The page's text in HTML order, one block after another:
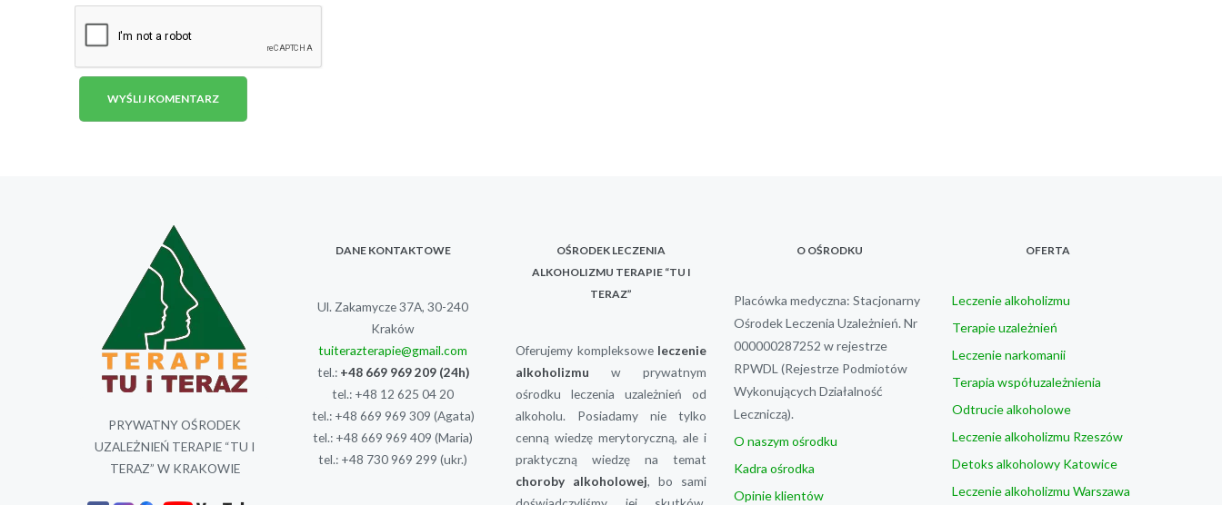
PRYWATNY OŚRODEK
UZALEŻNIEŃ TERAPIE “TU I
TERAZ” W KRAKOWIE
DANE KONTAKTOWE
Ul. Zakamycze 37A, 30-240
Kraków
tuiterazterapie@gmail.com
tel.: +48 669 969 209(24h)
tel.: +48 12 625 04 20
tel.: +48 669 969 309 (Agata)
tel.: +48 669 969 409 (Maria)
tel.: +48 730 969 299 (ukr.)
OŚRODEK LECZENIA
ALKOHOLIZMU TERAPIE “TU I
TERAZ”
Oferujemy kompleksowe leczenie
alkoholizmu w prywatnym
ośrodku leczenia uzależnień od
alkoholu. Posiadamy nie tylko
cenną wiedzę merytoryczną, ale i
praktyczną wiedzę na temat
choroby alkoholowej, bo sami
O OŚRODKU
Placówka medyczna: Stacjonarny
Ośrodek Leczenia Uzależnień. Nr
000000287252 w rejestrze
RPWDL (Rejestrze Podmiotów
Wykonujących Działalność
Leczniczą).
O naszym ośrodku
Kadra ośrodka
Opinie klientów
OFERTA
Leczenie alkoholizmu
Terapie uzależnień
Leczenie narkomanii
Terapia współuzależnienia
Odtrucie alkoholowe
Leczenie alkoholizmu Rzeszów
Detoks alkoholowy Katowice
Leczenie alkoholizmu Warszawa